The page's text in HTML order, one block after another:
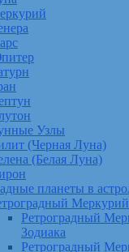
Узлы
(Черная Луна)
(Белая Луна)
планеты в
Меркурий
Ретроградный
Зодиака
Ретроградный